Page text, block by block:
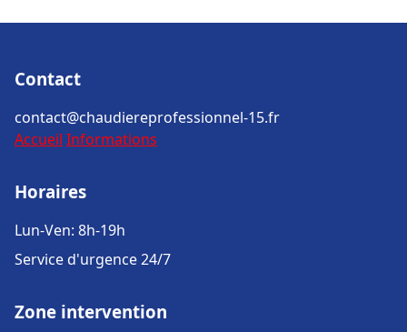
Contact
contact@chaudiereprofessionnel-15.fr
Accueil Informations
Horaires
Lun-Ven: 8h-19h
Service d'urgence 24/7
Zone intervention